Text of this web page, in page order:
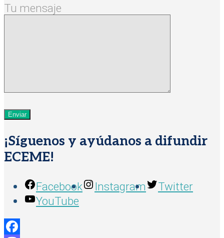
Tu mensaje
¡Síguenos y ayúdanos a difundir
ECEME!
Facebook Instagram
Twitter
YouTube